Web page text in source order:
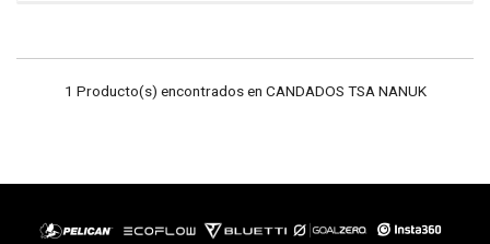
1 Producto(s) encontrados en CANDADOS TSA NANUK